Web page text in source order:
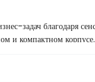
задач благодаря
и компактном корпусе.